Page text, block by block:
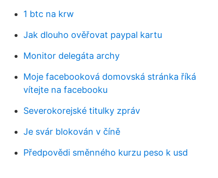
1 btc na krw
Jak dlouho ověřovat paypal kartu
Monitor delegáta archy
Moje facebooková domovská stránka říká
vítejte na facebooku
Severokorejské titulky zpráv
Je svár blokován v číně
Předpovědi směnného kurzu peso k usd